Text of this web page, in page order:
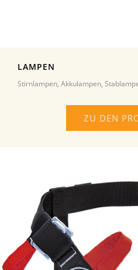
LAMPEN
Stirnlampen, Akkulampen,
ZU DEN